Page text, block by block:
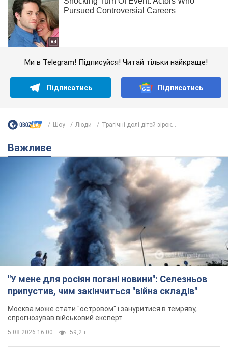
Ми в Telegram! Підписуйся! Читай тільки найкраще!
Підписатись Підписатись
Шоу Люди Трагічні долі дітей-зірок...
Важливе
"У мене для росіян погані новини": Селезньов
припустив, чим закінчиться "війна складів"
Москва може стати "островом" і зануритися в темряву,
спрогнозував військовий експерт
5.08.2026 16:00 59,2 т.